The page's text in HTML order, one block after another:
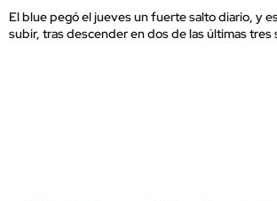
El blue pegó el jueves un fuerte salto diario, y
subir, tras descender en dos de las últimas tres